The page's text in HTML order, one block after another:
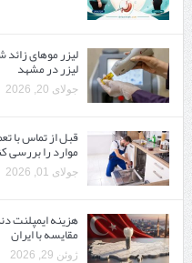
لیزر موهای زائد
لیزر در مشهد
جولای 20, 2026
قبل از تماس با
موارد را بررسی
جولای 01, 2026
مقایسه با ایران
ژوئن 29, 2026